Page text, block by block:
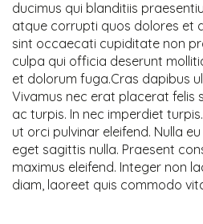
ducimus qui blanditiis
atque corrupti quos dolores et
sint occaecati cupiditate non
culpa qui officia deserunt
et dolorum fuga.Cras dapibus
Vivamus nec erat placerat felis
ac turpis. In nec imperdiet
ut orci pulvinar eleifend. Nulla
eget sagittis nulla. Praesent
maximus eleifend. Integer non
diam, laoreet quis commodo